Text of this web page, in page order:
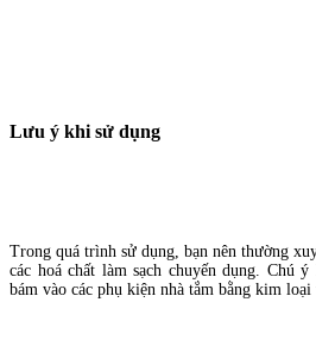
Lưu ý khi sử dụng
Trong quá trình sử dụng, bạn nên thường
các hoá chất làm sạch chuyến dụng. Chú
bám vào các phụ kiện nhà tắm bằng kim